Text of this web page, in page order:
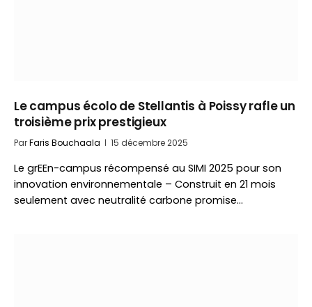
Le campus écolo de Stellantis à Poissy rafle un
troisième prix prestigieux
ParFaris Bouchaala 15 décembre 2025
Le grEEn-campus récompensé au SIMI 2025 pour son
innovation environnementale – Construit en 21 mois
seulement avec neutralité carbone promise…